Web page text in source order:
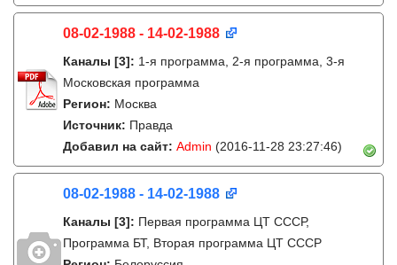
08-02-1988 - 14-02-1988
Каналы [3]: 1-я программа, 2-я программа, 3-я
Московская программа
Регион: Москва
Источник: Правда
Добавил на сайт: Admin (2016-11-28 23:27:46)
08-02-1988 - 14-02-1988
Каналы [3]: Первая программа ЦТ СССР,
Программа БТ, Вторая программа ЦТ СССР